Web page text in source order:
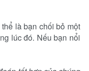
là bạn chối bỏ một
lúc đó. Nếu bạn nổi